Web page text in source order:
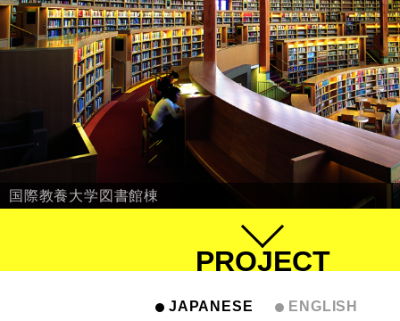
国際教養大学図書館棟
PROJECT
JAPANESE ENGLISH